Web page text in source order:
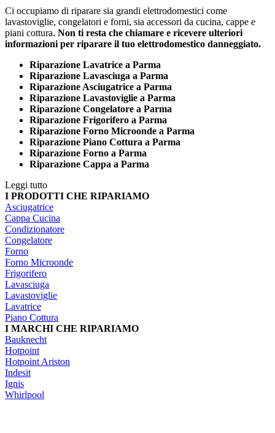
Ci occupiamo di riparare sia grandi elettrodomestici come
lavastoviglie, congelatori e forni, sia accessori da cucina, cappe e
piani cottura. Non ti resta che chiamare e ricevere ulteriori
informazioni per riparare il tuo elettrodomestico danneggiato.
Riparazione Lavatrice a Parma
Riparazione Lavasciuga a Parma
Riparazione Asciugatrice a Parma
Riparazione Lavastoviglie a Parma
Riparazione Congelatore a Parma
Riparazione Frigorifero a Parma
Riparazione Forno Microonde a Parma
Riparazione Piano Cottura a Parma
Riparazione Forno a Parma
Riparazione Cappa a Parma
Leggi tutto
I PRODOTTI CHE RIPARIAMO
Asciugatrice
Cappa Cucina
Condizionatore
Congelatore
Forno
Forno Microonde
Frigorifero
Lavasciuga
Lavastoviglie
Lavatrice
Piano Cottura
I MARCHI CHE RIPARIAMO
Bauknecht
Hotpoint
Hotpoint Ariston
Indesit
Ignis
Whirlpool